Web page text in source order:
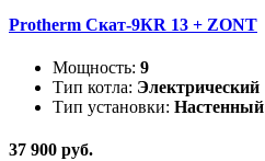
Protherm Скат-9КR 13 + ZONT
Мощность: 9
Тип котла: Электрический
Тип установки: Настенный
37 900 руб.